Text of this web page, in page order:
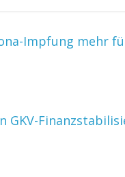
Impfung mehr
GKV-